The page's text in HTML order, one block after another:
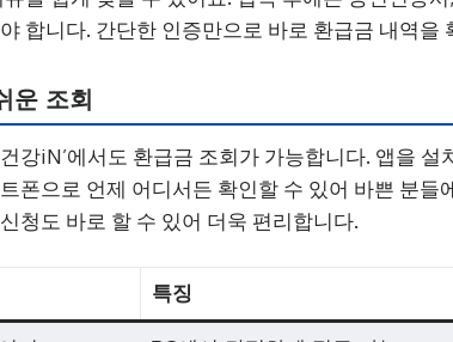
합니다. 간단한 인증만으로 바로 환급금 내역을
운 조회
강iN’에서도 환급금 조회가 가능합니다. 앱을
폰으로 언제 어디서든 확인할 수 있어 바쁜 분들
청도 바로 할 수 있어 더욱 편리합니다.
특징